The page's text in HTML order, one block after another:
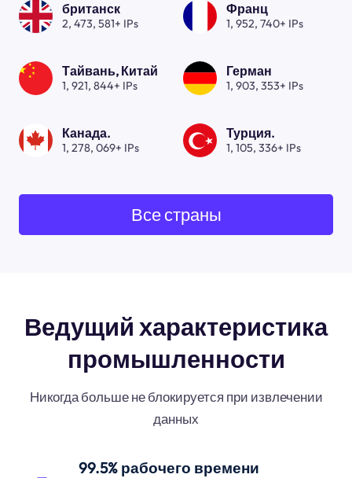
британск
2, 473, 581+ IPs
Франц
1, 952, 740+ IPs
Тайвань, Китай
1, 921, 844+ IPs
Герман
1, 903, 353+ IPs
Канада.
1, 278, 069+ IPs
Турция.
1, 105, 336+ IPs
Все страны
Ведущий характеристика
промышленности
Никогда больше не блокируется при извлечении
данных
99.5% рабочего времени